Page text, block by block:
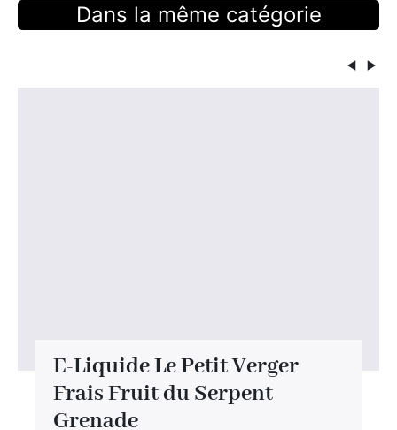
Dans la même catégorie
E-Liquide Le Petit Verger
Frais Fruit du Serpent
Grenade